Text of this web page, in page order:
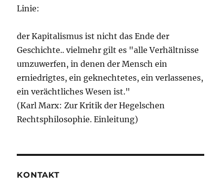
Linie:
der Kapitalismus ist nicht das Ende der
Geschichte.. vielmehr gilt es "alle Verhältnisse
umzuwerfen, in denen der Mensch ein
erniedrigtes, ein geknechtetes, ein verlassenes,
ein verächtliches Wesen ist."
(Karl Marx: Zur Kritik der Hegelschen
Rechtsphilosophie. Einleitung)
KONTAKT